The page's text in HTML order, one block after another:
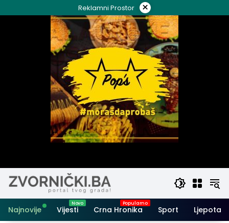
to
Reklamni Prostor ×
Najnovije Vijesti Crna Hronika Sport Ljepota i